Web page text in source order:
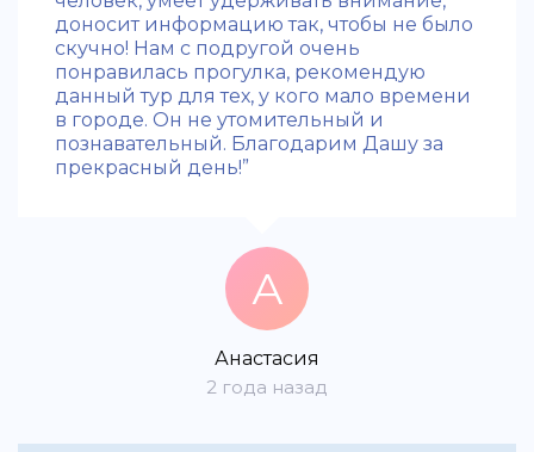
доносит информацию так, чтобы не было
скучно! Нам с подругой очень
понравилась прогулка, рекомендую
данный тур для тех, у кого мало времени
в городе. Он не утомительный и
познавательный. Благодарим Дашу за
прекрасный день!”
А
Анастасия
2 года назад